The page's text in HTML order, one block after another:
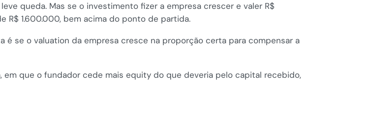
queda. Mas se o investimento fizer a empresa crescer e valer R$
R$ 1.600.000, bem acima do ponto de partida.
é se o valuation da empresa cresce na proporção certa para compensar a
que o fundador cede mais equity do que deveria pelo capital recebido,